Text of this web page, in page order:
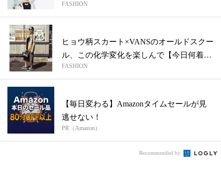
FASHION
ヒョウ柄スカート×VANSのオールドスクー
ル、この化学変化を楽しんで【今日何着
る...
FASHION
【毎日変わる】Amazonタイムセールが見
逃せない！
PR（Amazon）
Recommended by